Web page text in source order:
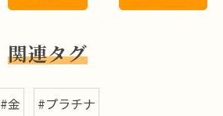
関連タグ
#金 #プラチナ